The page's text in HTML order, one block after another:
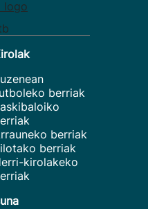
berriak
berriak
berriak
kirolakeko